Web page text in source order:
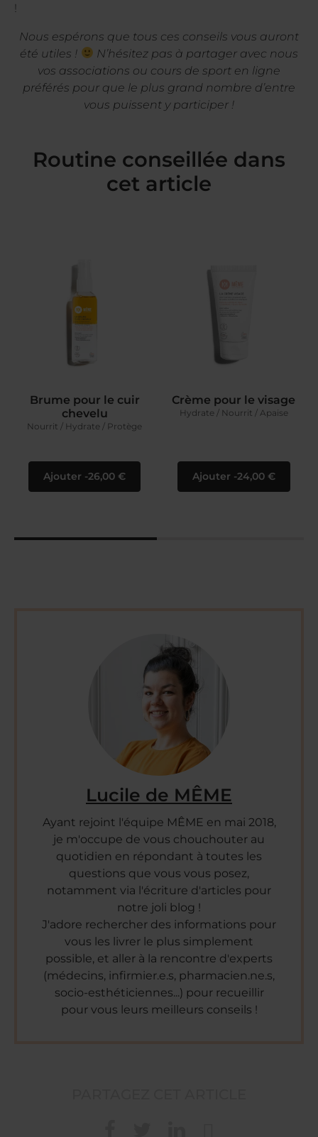
!
Nous espérons que tous ces conseils vous auront
été utiles !
N’hésitez pas à partager avec nous
vos associations ou cours de sport en ligne
préférés pour que le plus grand nombre d’entre
vous puissent y participer !
Routine conseillée dans
cet article
Brume pour le cuir
chevelu
Nourrit / Hydrate / Protège
Ajouter 26,00 €
Crème pour le visage
Hydrate / Nourrit / Apaise
Ajouter 24,00 €
Lucile de MÊME
Ayant rejoint l'équipe MÊME en mai 2018,
je m'occupe de vous chouchouter au
quotidien en répondant à toutes les
questions que vous vous posez,
notamment via l'écriture d'articles pour
notre joli blog !
J'adore rechercher des informations pour
vous les livrer le plus simplement
possible, et aller à la rencontre d'experts
(médecins, infirmier.e.s, pharmacien.ne.s,
socio-esthéticiennes...) pour recueillir
pour vous leurs meilleurs conseils !